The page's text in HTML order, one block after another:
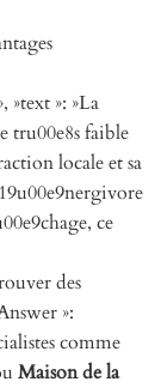
»text »: »La
tru00e8s faible
locale et sa
ce
des
»:
comme
Maison de la